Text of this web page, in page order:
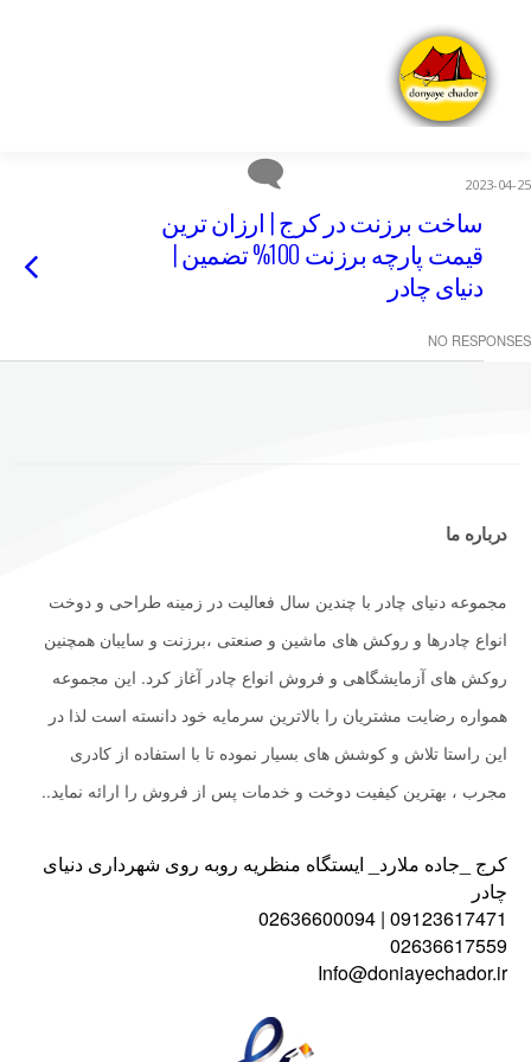
2023-04-25
ساخت برزنت در کرج | ارزان ترین
قیمت پارچه برزنت 100% تضمین |
دنیای چادر
NO RESPONSES
درباره ما
مجموعه دنیای چادر با چندین سال فعالیت در زمینه طراحی و دوخت
انواع چادرها و روکش های ماشین و صنعتی ،برزنت و سایبان همچنین
روکش های آزمایشگاهی و فروش انواع چادر آغاز کرد. این مجموعه
همواره رضایت مشتریان را بالاترین سرمایه خود دانسته است لذا در
این راستا تلاش و کوشش های بسیار نموده تا با استفاده از کادری
مجرب ، بهترین کیفیت دوخت و خدمات پس از فروش را ارائه نماید..
کرج _جاده ملارد_ ایستگاه منظریه روبه روی شهرداری دنیای
چادر
09123617471 | 02636600094
02636617559
Info@doniayechador.ir